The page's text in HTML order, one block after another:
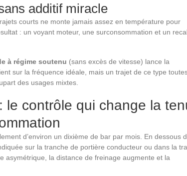
additif miracle
courts ne monte jamais assez en température pour
: un voyant moteur, une surconsommation et un
à régime soutenu (sans excès de vitesse) lance la
sur la fréquence idéale, mais un trajet de ce type
des usages mixtes.
le contrôle qui change la
d’environ un dixième de bar par mois. En dessous
sur la tranche de portière conducteur ou dans la
asymétrique, la distance de freinage augmente et la